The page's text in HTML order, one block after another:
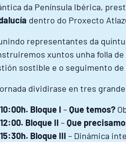
da Península Ibérica,
dentro do Proxecto
representantes da
xuntos unha folla
sostible e o seguimento de
dividirase en tres
10:00h. Bloque I –Que temos?
12:00. Bloque II –Que
15:30h. Bloque III – Dinámica